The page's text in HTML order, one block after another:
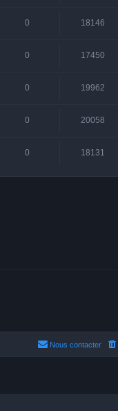
0 18146
0 17450
0 19962
0 20058
0 18131
Nous contacter